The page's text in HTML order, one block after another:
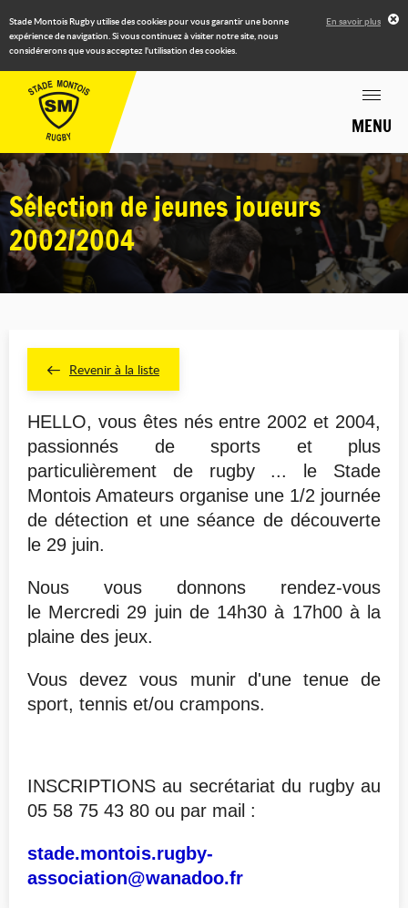
Stade Montois Rugby utilise des cookies pour vous garantir une bonne
expérience de navigation. Si vous continuez à visiter notre site, nous
considérerons que vous acceptez l'utilisation des cookies.
En savoir plus
MENU
Sélection de jeunes joueurs
2002/2004
Revenir à la liste
HELLO, vous êtes nés entre 2002 et 2004,
passionnés de sports et plus
particulièrement de rugby ... le Stade
Montois Amateurs organise une 1/2 journée
de détection et une séance de découverte
le 29 juin.
Nous vous donnons rendez-vous
le Mercredi 29 juin de 14h30 à 17h00 à la
plaine des jeux.
Vous devez vous munir d'une tenue de
sport, tennis et/ou crampons.
INSCRIPTIONS au secrétariat du rugby au
05 58 75 43 80 ou par mail :
stade.montois.rugby-
association@wanadoo.fr